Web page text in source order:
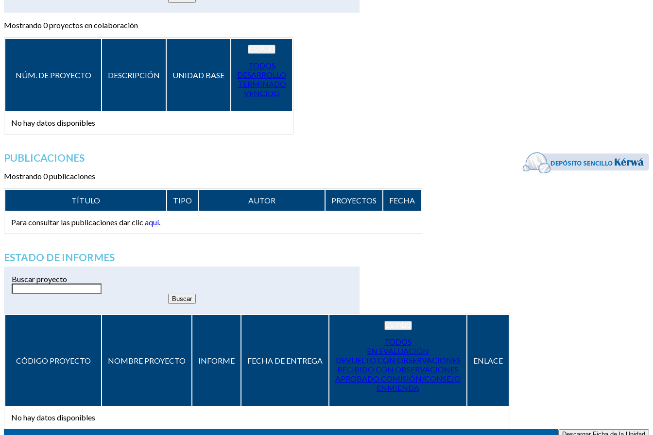
Mostrando0proyectos en colaboración
NÚM. DE PROYECTO DESCRIPCIÓN UNIDAD BASE
TODOS
DESARROLLO
TERMINADO
VENCIDO
No hay datos disponibles
PUBLICACIONES
Mostrando 0 publicaciones
TÍTULO TIPO AUTOR PROYECTOS FECHA
Para consultar las publicaciones dar clic aquí.
ESTADO DE INFORMES
Buscar proyecto
CÓDIGO PROYECTO NOMBRE PROYECTO INFORME FECHA DE ENTREGA
TODOS
EN EVALUACIÓN
DEVUELTO CON OBSERVACIONES
RECIBIDO CON OBSERVACIONES
APROBADO COMISIÓN/CONSEJO
ENMIENDA
ENLACE
No hay datos disponibles